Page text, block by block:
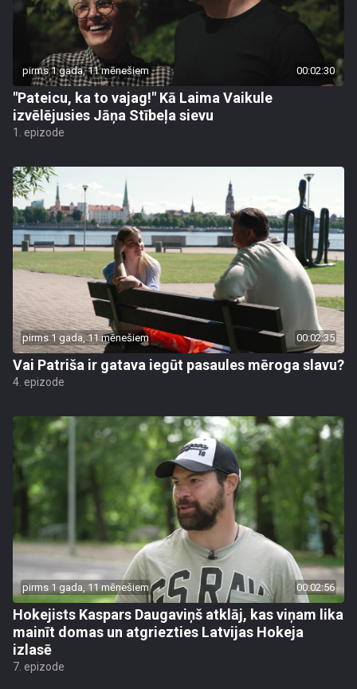
pirms 1 gada, 11 mēnešiem 00:02:30
"Pateicu, ka to vajag!" Kā Laima Vaikule
izvēlējusies Jāņa Stībeļa sievu
1. epizode
pirms 1 gada, 11 mēnešiem 00:02:35
Vai Patriša ir gatava iegūt pasaules mēroga slavu?
4. epizode
pirms 1 gada, 11 mēnešiem 00:02:56
Hokejists Kaspars Daugaviņš atklāj, kas viņam lika
mainīt domas un atgriezties Latvijas Hokeja
izlasē
7. epizode